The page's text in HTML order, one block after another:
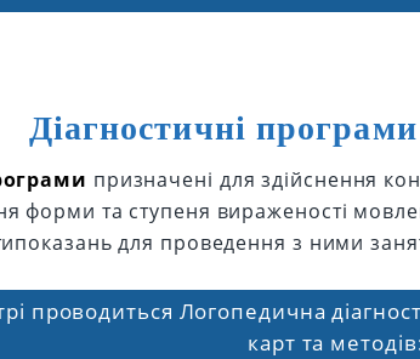
Діагностичні
призначені для здійснення
форми та ступеня вираженості
для проведення з ними
проводиться Логопедична
карт та